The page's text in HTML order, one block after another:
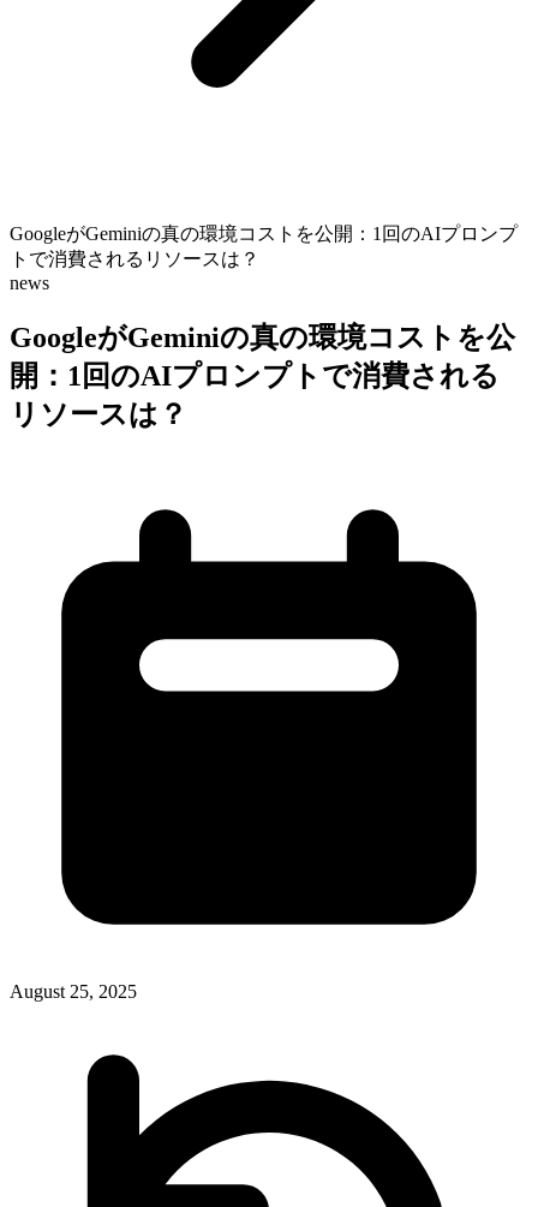
GoogleがGeminiの真の環境コストを公開：1回のAIプロンプ
トで消費されるリソースは？
news
GoogleがGeminiの真の環境コストを公
開：1回のAIプロンプトで消費される
リソースは？
August 25, 2025